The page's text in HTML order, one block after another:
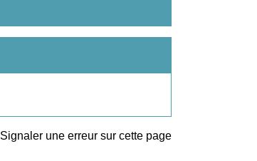
Signaler une erreur sur cette page